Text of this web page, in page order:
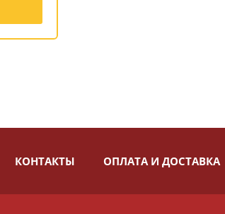
КОНТАКТЫ ОПЛАТА И ДОСТАВКА